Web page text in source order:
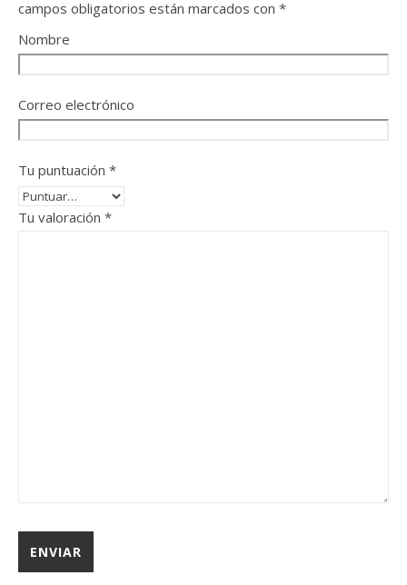
campos obligatorios están marcados con *
Nombre
Correo electrónico
Tu puntuación *
Tu valoración *